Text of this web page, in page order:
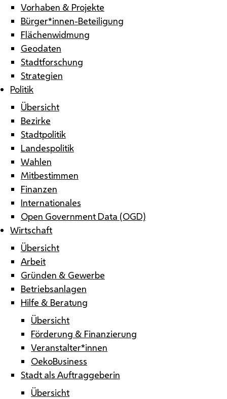
Vorhaben & Projekte
Bürger*innen-Beteiligung
Flächenwidmung
Geodaten
Stadtforschung
Strategien
Politik
Übersicht
Bezirke
Stadtpolitik
Landespolitik
Wahlen
Mitbestimmen
Finanzen
Internationales
Open Government Data (OGD)
Wirtschaft
Übersicht
Arbeit
Gründen & Gewerbe
Betriebsanlagen
Hilfe & Beratung
Übersicht
Förderung & Finanzierung
Veranstalter*innen
OekoBusiness
Stadt als Auftraggeberin
Übersicht